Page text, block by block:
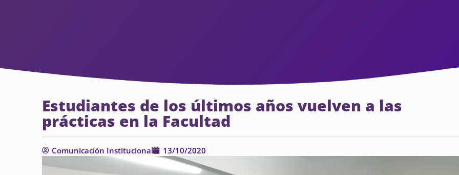
Estudiantes de los últimos años vuelven a las
prácticas en la Facultad
Comunicación Institucional 13/10/2020